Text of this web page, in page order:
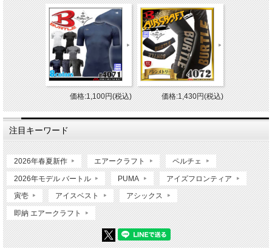
価格:1,100円(税込) 価格:1,430円(税込)
注目キーワード
2026年春夏新作 エアークラフト ペルチェ
2026年モデル バートル PUMA アイズフロンティア
寅壱 アイスベスト アシックス
即納 エアークラフト